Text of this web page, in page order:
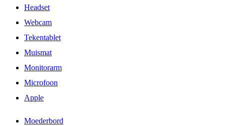
Headset
Webcam
Tekentablet
Muismat
Monitorarm
Microfoon
Apple
Moederbord